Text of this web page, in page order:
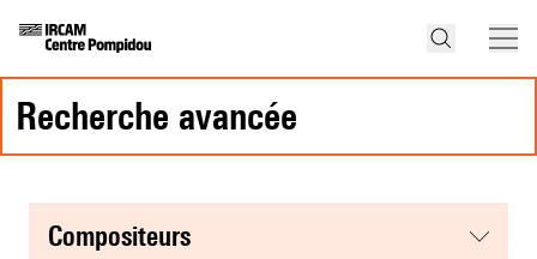
recherche avancée
compositeurs